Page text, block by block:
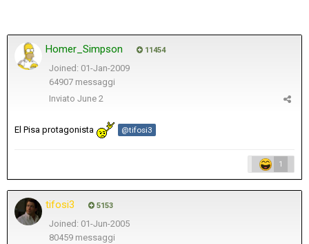
Homer_Simpson 11454
Joined: 01-Jan-2009
64907 messaggi
Inviato June 2
El Pisa protagonista @tifosi3
1
tifosi3 5153
Joined: 01-Jun-2005
80459 messaggi